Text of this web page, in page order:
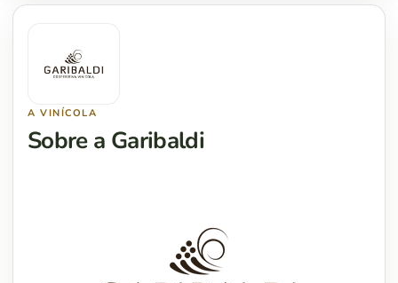
A VINÍCOLA
Sobre a Garibaldi